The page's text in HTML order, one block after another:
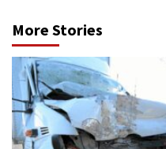
More Stories